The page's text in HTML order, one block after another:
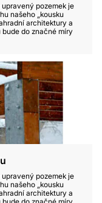
pozemek je
našeho „kousku
architektury a
do značné míry
pozemek je
našeho „kousku
architektury a